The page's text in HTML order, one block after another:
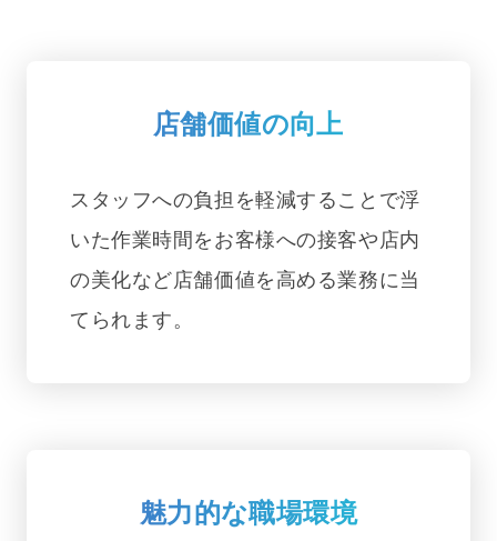
店舗価値の向上
スタッフへの負担を軽減することで浮
いた作業時間をお客様への接客や店内
の美化など店舗価値を高める業務に当
てられます。
魅力的な職場環境